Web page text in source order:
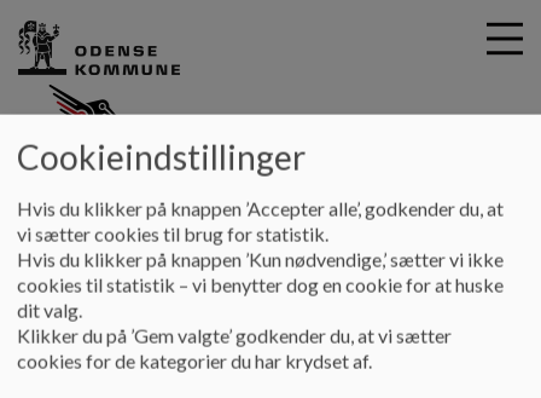
Odinskolen
Kontakt UUO-vejleder - kontakt
UUO-vejleder
UUO-vejleder Moustapha Loutfi Abou Taha
Cookieindstillinger
Hvis du klikker på knappen ’Accepter alle’, godkender du, at
vi sætter cookies til brug for statistik.
Hvis du klikker på knappen ’Kun nødvendige,’ sætter vi ikke
cookies til statistik – vi benytter dog en cookie for at huske
dit valg.
Klikker du på ’Gem valgte’ godkender du, at vi sætter
cookies for de kategorier du har krydset af.